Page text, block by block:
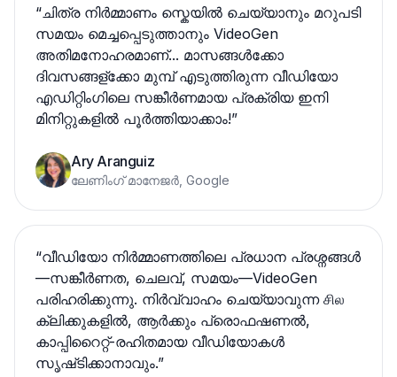
“ചിത്ര നിർമ്മാണം സ്കെയിൽ ചെയ്യാനും മറുപടി
സമയം മെച്ചപ്പെടുത്താനും VideoGen
അതിമനോഹരമാണ്... മാസങ്ങൾക്കോ
ദിവസങ്ങള്ക്കോ മുമ്പ് എടുത്തിരുന്ന വീഡിയോ
എഡിറ്റിംഗിലെ സങ്കീര്‍ണമായ പ്രക്രിയ ഇനി
മിനിറ്റുകളിൽ പൂർത്തിയാക്കാം!”
Ary Aranguiz
ലേണിംഗ് മാനേജർ, Google
“വീഡിയോ നിർമ്മാണത്തിലെ പ്രധാന പ്രശ്നങ്ങൾ
—സങ്കീര്‍ണത, ചെലവ്, സമയം—VideoGen
പരിഹരിക്കുന്നു. നിർവ്വാഹം ചെയ്യാവുന്ന சில
ക്ലിക്കുകളിൽ, ആര്‍ക്കും പ്രൊഫഷണൽ,
കാപ്പിറൈറ്റ്-രഹിതമായ വീഡിയോകൾ
സൃഷ്‌ടിക്കാനാവും.”